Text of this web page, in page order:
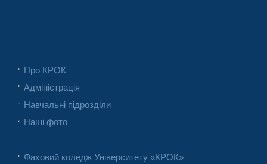
Про КРОК
Адміністрація
Навчальні підрозділи
Наші фото
Фаховий коледж Університету «КРОК»